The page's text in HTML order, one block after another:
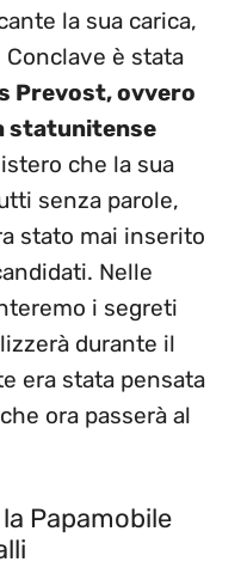
la sua carica,
è stata
Prevost, ovvero
statunitense
che la sua
senza parole,
stato mai inserito
Nelle
i segreti
durante il
era stata pensata
ora passerà al
Papamobile